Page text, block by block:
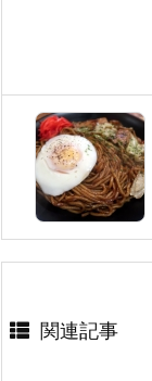
関連記事